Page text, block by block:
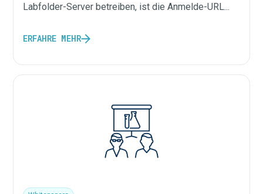
Labfolder-Server betreiben, ist die Anmelde-URL...
ERFAHRE MEHR